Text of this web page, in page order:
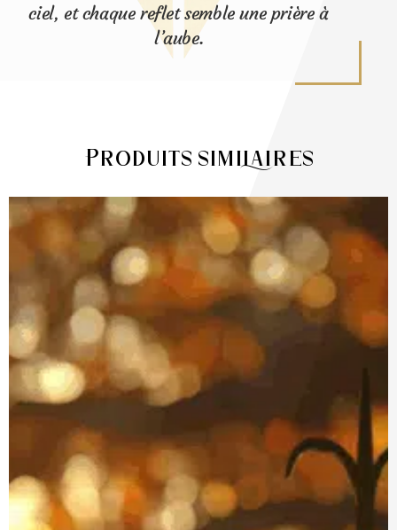
ciel, et chaque reflet semble une prière à
l’aube.
Produits similaires